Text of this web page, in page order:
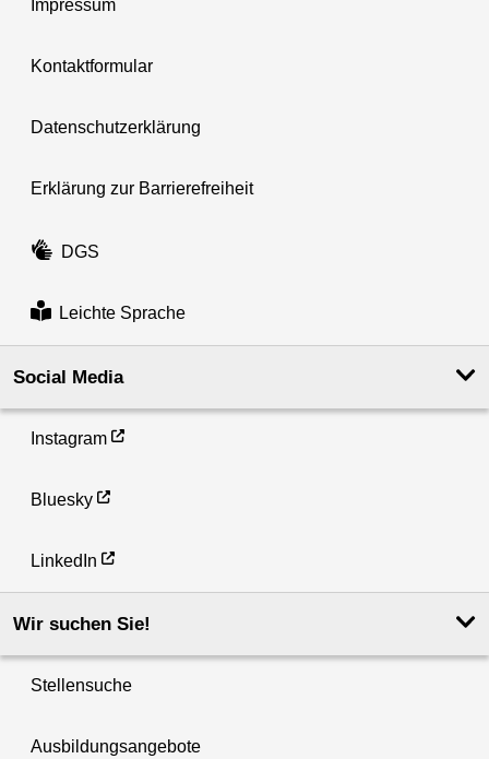
Impressum
Kontaktformular
Datenschutzerklärung
Erklärung zur Barrierefreiheit
DGS
Leichte Sprache
Social Media
Instagram
Bluesky
LinkedIn
Wir suchen Sie!
Stellensuche
Ausbildungsangebote